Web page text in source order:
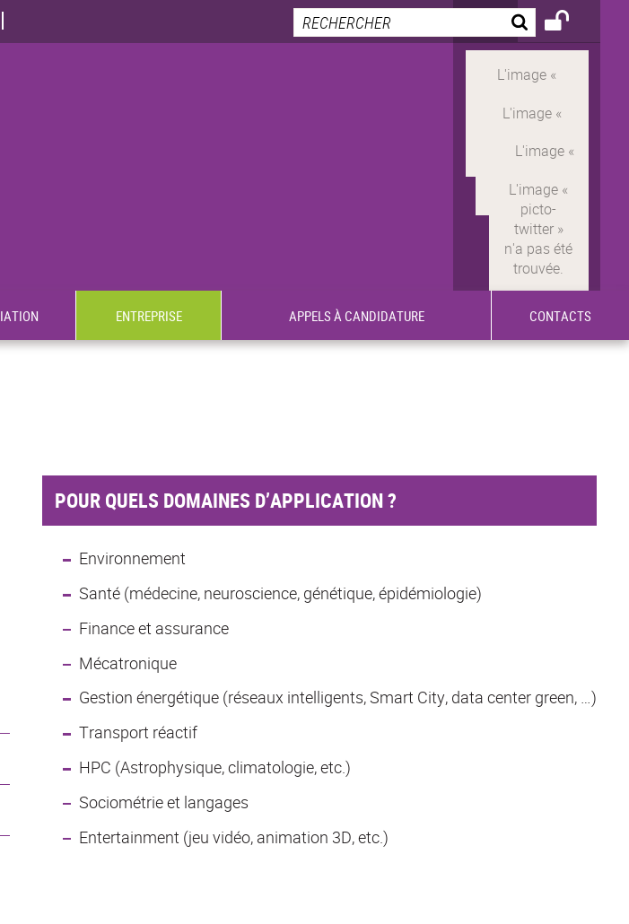
ENTREPRISE APPELS À CANDIDATURE CONTACTS
POUR QUELS DOMAINES D’APPLICATION ?
Environnement
Santé (médecine, neuroscience, génétique, épidémiologie)
Finance et assurance
Mécatronique
Gestion énergétique (réseaux intelligents, Smart City, data center green, …)
Transport réactif
HPC (Astrophysique, climatologie, etc.)
Sociométrie et langages
Entertainment (jeu vidéo, animation 3D, etc.)